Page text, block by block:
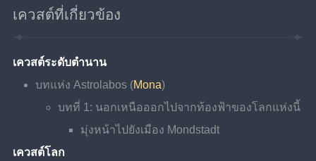
เควสต์ที่เกี่ยวข้อง
เควสต์ระดับตำนาน
บทแห่ง Astrolabos (Mona)
บทที่ 1: นอกเหนือออกไปจากท้องฟ้าของโลกแห่งนี้
มุ่งหน้าไปยังเมือง Mondstadt
เควสต์โลก